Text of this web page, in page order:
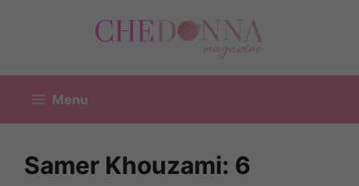
Menu
Samer Khouzami: 6